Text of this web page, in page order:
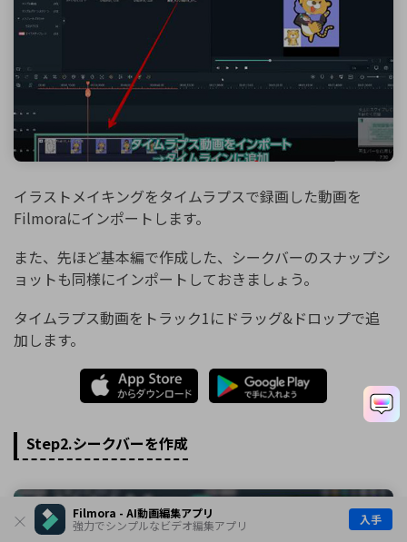
Filmora - AI動画編集アプリ
強力でシンプルなビデオ編集アプリ
入手
イラストメイキングをタイムラプスで録画した動画を
Filmoraにインポートします。
また、先ほど基本編で作成した、シークバーのスナップシ
ョットも同様にインポートしておきましょう。
タイムラプス動画をトラック1にドラッグ&ドロップで追
加します。
Step2.シークバーを作成